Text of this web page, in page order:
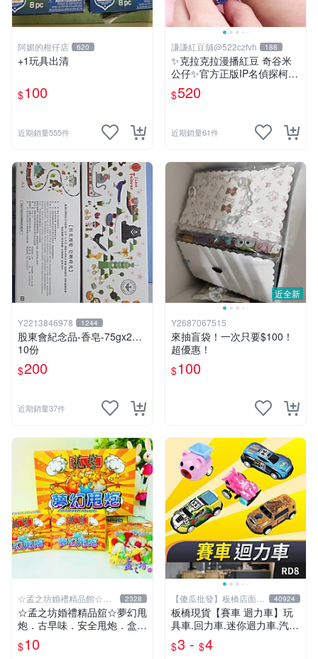
阿媚的柑仔店 620
+1玩具出清
$100
近期銷量555件
謙謙紅豆舖@522czfvh 188
✨克拉克拉漫播紅豆 奇谷米
公仔✨官方正版IP名偵探柯南
手繩共六款
$520
近期銷量61件
Y2213846978 1244
股東會紀念品-香皂-75gx2…
10份
$200
近期銷量37件
近全新
Y2687067515
來抽盲袋！一次只要$100！
超優惠！
$100
☆孟之坊婚禮精品館☆超
商取貨付款
2328
☆孟之坊婚禮精品舘☆夢幻甩
炮．古早味．安全甩炮．盒裝
甩炮 ．懷舊童玩 ．整人玩具
$10
【傻瓜批發】板橋店面-
平板電腦
40924
板橋現貨【賽車 迴力車】玩
具車.回力車.迷你迴力車.汽車
玩具.可愛玩具.兒童禮物.回力
車玩具【傻瓜批發】RD8
$3 - $4